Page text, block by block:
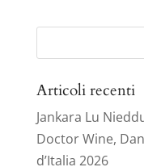
Ricerca
Articoli recenti
Jankara Lu
Doctor Wine,
d’Italia 2026